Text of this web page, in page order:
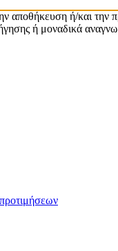
αποθήκευση ή/και
ή μοναδικά